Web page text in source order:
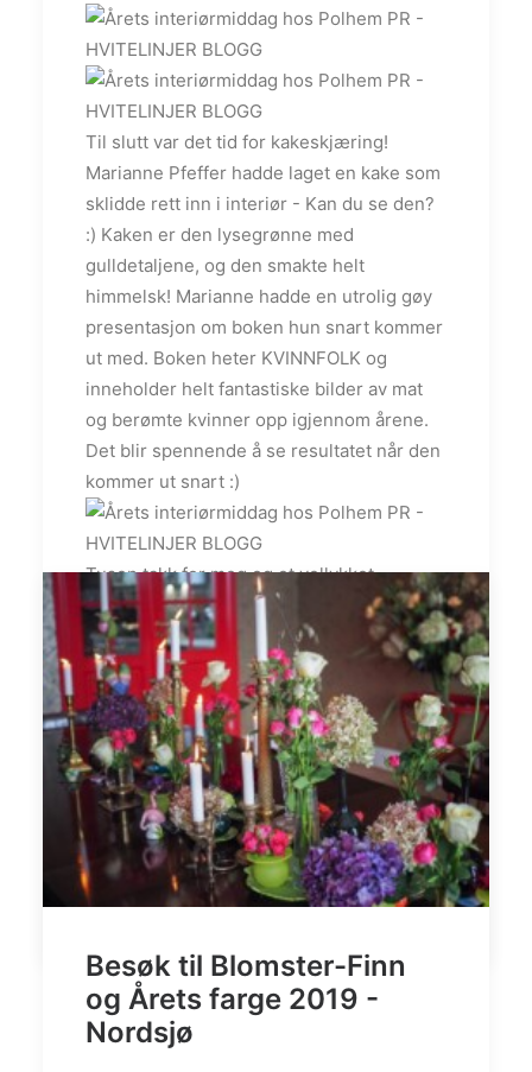
Til slutt var det tid for kakeskjæring!
Marianne Pfeffer hadde laget en kake som
sklidde rett inn i interiør - Kan du se den?
:) Kaken er den lysegrønne med
gulldetaljene, og den smakte helt
himmelsk! Marianne hadde en utrolig gøy
presentasjon om boken hun snart kommer
ut med. Boken heter KVINNFOLK og
inneholder helt fantastiske bilder av mat
og berømte kvinner opp igjennom årene.
Det blir spennende å se resultatet når den
kommer ut snart :)
Tusen takk for meg og et vellykket
arrangement, Polhem PR! :)
Få med deg når jeg oppdaterer!
Følg meg på Facebook:hvitelinjer
Følg meg på
Instagram:@hvitelinjer /@white.interior1/
@hvitelinjer_crochet
by admin
Besøk til Blomster-Finn
og Årets farge 2019 -
Nordsjø